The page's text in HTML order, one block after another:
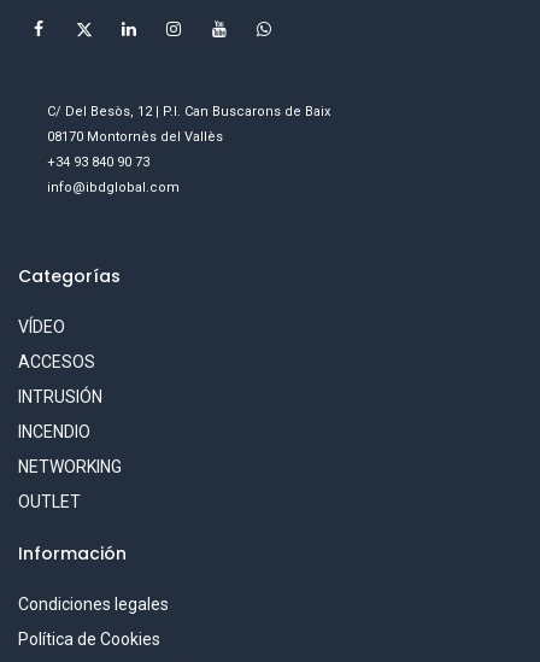
C/ Del Besòs, 12 | P.I. Can Buscarons de Baix
08170 Montornès del Vallès
+34 93 840 90 73
info@ibdglobal.com
Categorías
VÍDEO
ACCESOS
INTRUSIÓN
INCENDIO
NETWORKING
OUTLET
Información
Condiciones legales
Política de Cookies